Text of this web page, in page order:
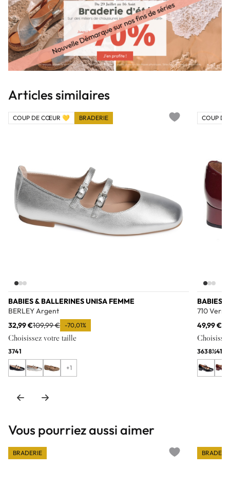
Articles similaires
BABIES & BALLERINES UNISA FEMME
BERLEY Argent
32,99 €109,99 € -70,01%
Choisissez votre taille
3741
+1
COUP DE CŒUR 💛 BRADERIE
BABIES
710 Verni
49,99 €
3638½41
COUP
Vous pourriez aussi aimer
BRADERIE